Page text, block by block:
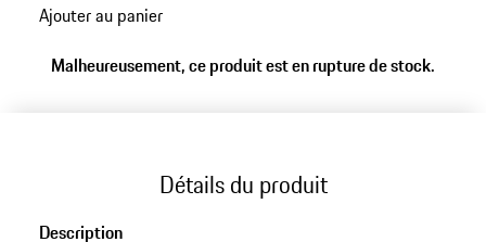
Ajouter au panier
Malheureusement, ce produit est en rupture de stock.
Détails du produit
Description